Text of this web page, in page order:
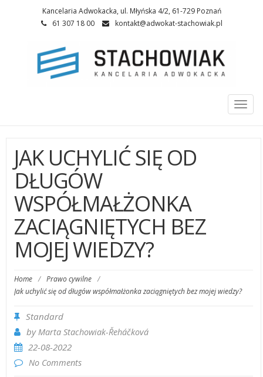
Kancelaria Adwokacka, ul. Młyńska 4/2, 61-729 Poznań
61 307 18 00
kontakt@adwokat-stachowiak.pl
JAK UCHYLIĆ SIĘ OD
DŁUGÓW
WSPÓŁMAŁŻONKA
ZACIĄGNIĘTYCH BEZ
MOJEJ WIEDZY?
Home / Prawo cywilne /
Jak uchylić się od długów współmałżonka zaciągniętych bez mojej wiedzy?
Standard
byMarta Stachowiak-­Řeháčková
22-08-2022
No Comments